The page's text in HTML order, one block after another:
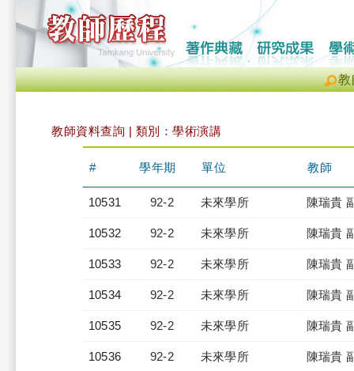
教
教師資料查詢 | 類別：學術演講
# 學年期 單位 教師
10531 92-2 未來學所 陳瑞貴
10532 92-2 未來學所 陳瑞貴
10533 92-2 未來學所 陳瑞貴
10534 92-2 未來學所 陳瑞貴
10535 92-2 未來學所 陳瑞貴
10536 92-2 未來學所 陳瑞貴